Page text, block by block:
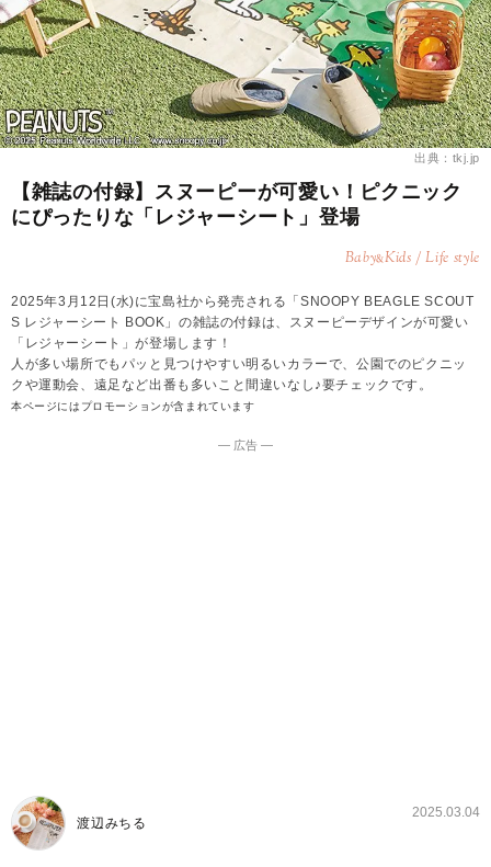
出典：tkj.jp
【雑誌の付録】スヌーピーが可愛い！ピクニック
にぴったりな「レジャーシート」登場
Baby&Kids / Life style
2025年3月12日(水)に宝島社から発売される「SNOOPY BEAGLE SCOUT
S レジャーシート BOOK」の雑誌の付録は、スヌーピーデザインが可愛い
「レジャーシート」が登場します！
人が多い場所でもパッと見つけやすい明るいカラーで、公園でのピクニッ
クや運動会、遠足など出番も多いこと間違いなし♪要チェックです。
本ページにはプロモーションが含まれています
― 広告 ―
渡辺みちる
2025.03.04